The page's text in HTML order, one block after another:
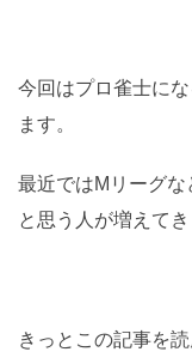
今回はプロ雀士に
ます。
最近ではMリーグ
と思う人が増えてき
きっとこの記事を